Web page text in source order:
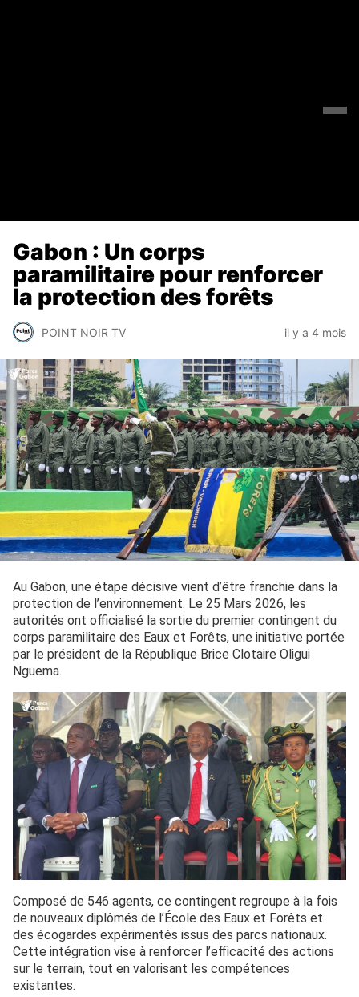
Gabon : Un corps
paramilitaire pour renforcer
la protection des forêts
POINT NOIR TV il y a 4 mois
Au Gabon, une étape décisive vient d’être franchie dans la
protection de l’environnement. Le 25 Mars 2026, les
autorités ont officialisé la sortie du premier contingent du
corps paramilitaire des Eaux et Forêts, une initiative portée
par le président de la République Brice Clotaire Oligui
Nguema.
Composé de 546 agents, ce contingent regroupe à la fois
de nouveaux diplômés de l’École des Eaux et Forêts et
des écogardes expérimentés issus des parcs nationaux.
Cette intégration vise à renforcer l’efficacité des actions
sur le terrain, tout en valorisant les compétences
existantes.